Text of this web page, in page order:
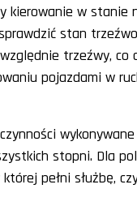
kierowanie w stanie
stan
trzeźwy, co
pojazdami w
stopni. Dla
pełni służbę,